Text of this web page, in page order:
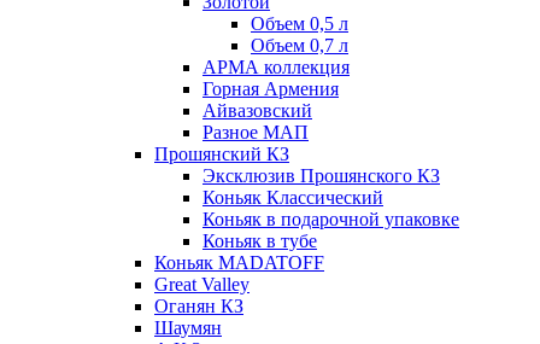
Объем 0,5 л
Объем 0,7 л
АРМА коллекция
Горная Армения
Айвазовский
Разное МАП
Прошянский КЗ
Эксклюзив Прошянского КЗ
Коньяк Классический
Коньяк в подарочной упаковке
Коньяк в тубе
Коньяк MADATOFF
Great Valley
Оганян КЗ
Шаумян